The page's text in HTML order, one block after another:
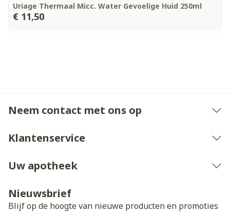
Uriage Thermaal Micc. Water Gevoelige Huid 250ml
€ 11,50
Neem contact met ons op
Klantenservice
Uw apotheek
Nieuwsbrief
Blijf op de hoogte van nieuwe producten en promoties